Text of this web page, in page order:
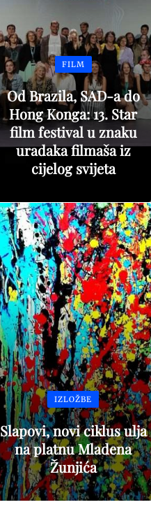
FILM
Od Brazila, SAD-a do
Hong Konga: 13. Star
film festival u znaku
uradaka filmaša iz
cijelog svijeta
IZLOŽBE
Slapovi, novi ciklus ulja
na platnu Mladena
Žunjića